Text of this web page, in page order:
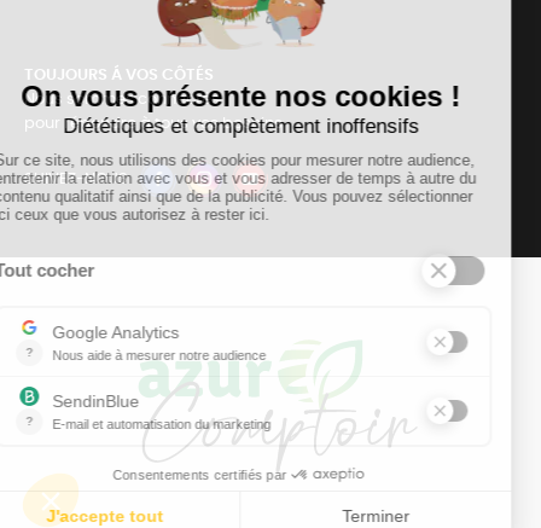
TOUJOURS Á VOS CÔTÉS
Nous sommes connectés
pour répondre à tous vos besoins
SUIVEZ-NOUS